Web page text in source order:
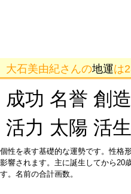
大石美由紀さんの地運は
成功 名誉 創
活力 太陽 活生
個性を表す基礎的な運勢です。性格
影響されます。主に誕生してから20
す。名前の合計画数。